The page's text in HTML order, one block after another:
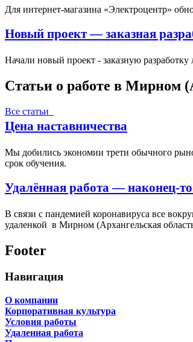
Для интернет-магазина «Электроцентр»
Новый проект — заказная
Начали новый проект - заказную
Статьи о работе в Мирном
Все статьи
Цена наставничества
Мы добились экономии трети обычного
срок обучения.
Удалённая работа — наконец-
В связи с пандемией коронавируса все
удаленкой в Мирном (Архангельская
Footer
Навигация
О компании
Корпоративная культура
Условия работы
Удаленная работа